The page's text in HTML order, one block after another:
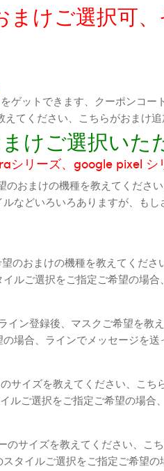
まけご選択可
をゲットできます、クーポンコー
てください、こちらがおまけ
けご選択いた
リーズ、google pixel
おまけの機種を教えてくださ
どいろいろありますが、も
のおまけの機種を教えてくだ
ルご選択をご指定ご希望の場
ン登録後、マスクご希望を
場合、ラインでメッセージを送
サイズを教えてください、こ
ご選択をご指定ご希望の場合
サイズを教えてください、こ
タイルご選択をご指定ご希望